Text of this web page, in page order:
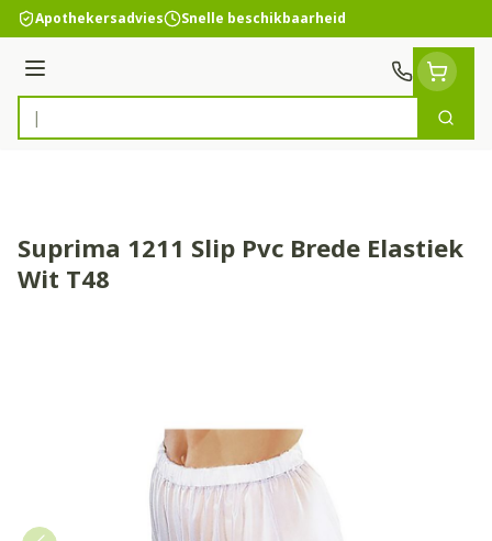
Ga naar de inhoud
Apothekersadvies Snelle beschikbaarheid
Menu
Product, merk, categorie...
Zoek
Suprima 1211 Slip Pvc Brede Elastiek
Wit T48